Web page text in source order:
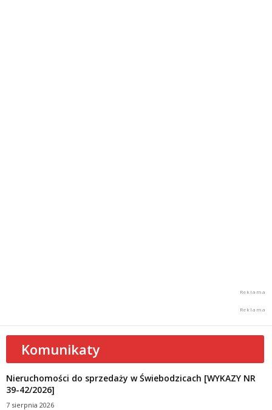
Komunikaty
Nieruchomości do sprzedaży w Świebodzicach [WYKAZY NR
39-42/2026]
7 sierpnia 2026